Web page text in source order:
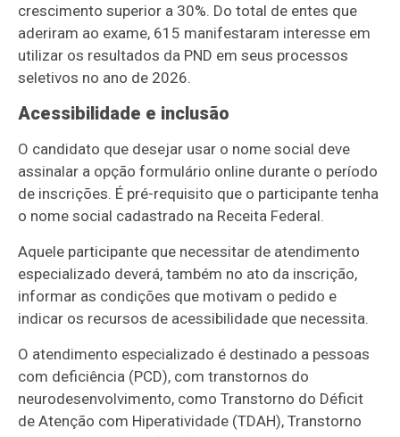
crescimento superior a 30%. Do total de entes que
aderiram ao exame, 615 manifestaram interesse em
utilizar os resultados da PND em seus processos
seletivos no ano de 2026.
Acessibilidade e inclusão
O candidato que desejar usar o nome social deve
assinalar a opção formulário online durante o período
de inscrições. É pré-requisito que o participante tenha
o nome social cadastrado na Receita Federal.
Aquele participante que necessitar de atendimento
especializado deverá, também no ato da inscrição,
informar as condições que motivam o pedido e
indicar os recursos de acessibilidade que necessita.
O atendimento especializado é destinado a pessoas
com deficiência (PCD), com transtornos do
neurodesenvolvimento, como Transtorno do Déficit
de Atenção com Hiperatividade (TDAH), Transtorno